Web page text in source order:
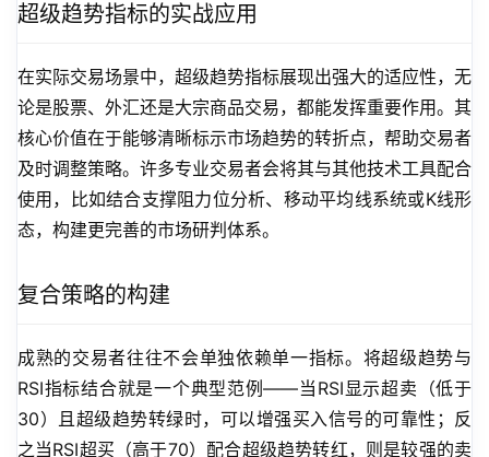
超级趋势指标的实战应用
在实际交易场景中，超级趋势指标展现出强大的适应性，无
论是股票、外汇还是大宗商品交易，都能发挥重要作用。其
核心价值在于能够清晰标示市场趋势的转折点，帮助交易者
及时调整策略。许多专业交易者会将其与其他技术工具配合
使用，比如结合支撑阻力位分析、移动平均线系统或K线形
态，构建更完善的市场研判体系。
复合策略的构建
成熟的交易者往往不会单独依赖单一指标。将超级趋势与
RSI指标结合就是一个典型范例——当RSI显示超卖（低于
30）且超级趋势转绿时，可以增强买入信号的可靠性；反
之当RSI超买（高于70）配合超级趋势转红，则是较强的卖